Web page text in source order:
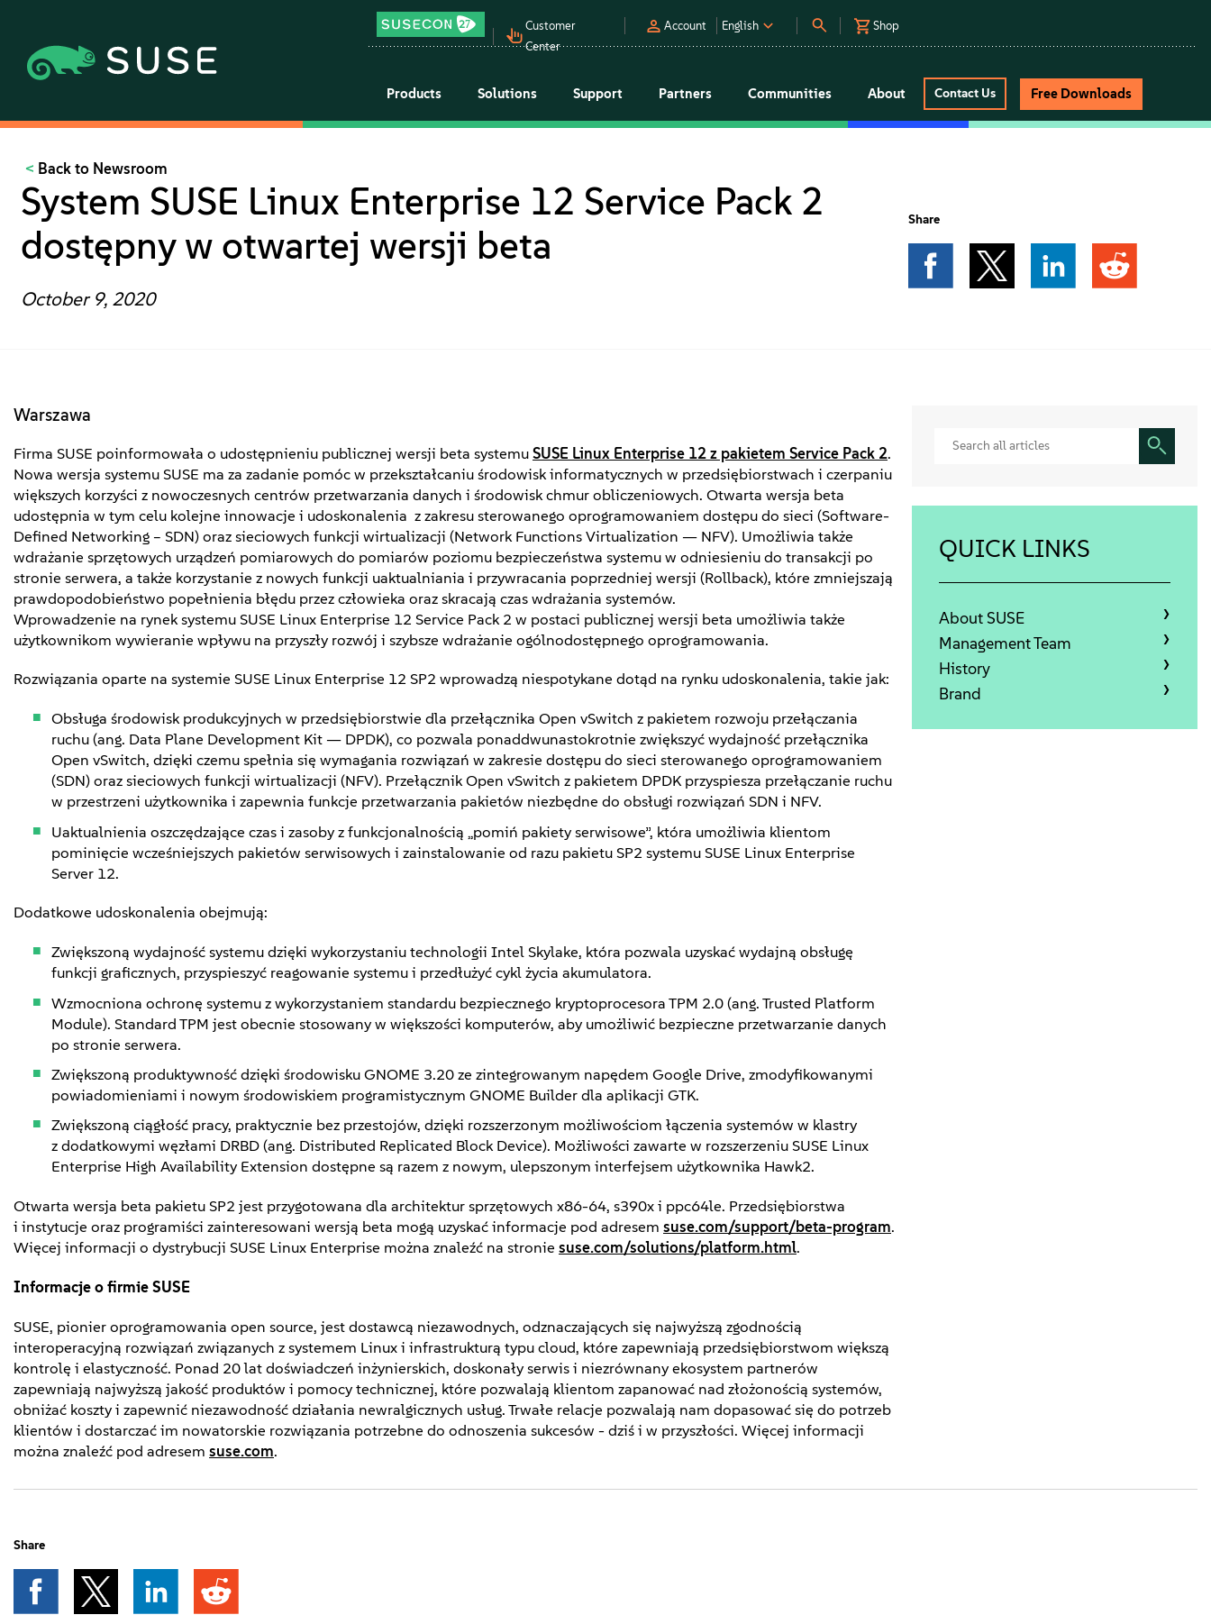
Customer
Center
Account English Shop
Products Solutions Support Partners Communities About Contact Us Free Downloads
Back to Newsroom
System SUSE Linux Enterprise 12 Service Pack 2
dostępny w otwartej wersji beta
October 9, 2020
Share
Warszawa
Firma SUSE poinformowała o udostępnieniu publicznej wersji beta systemu SUSE Linux Enterprise 12 z pakietem Service Pack 2.
Nowa wersja systemu SUSE ma za zadanie pomóc w przekształcaniu środowisk informatycznych w przedsiębiorstwach i czerpaniu
większych korzyści z nowoczesnych centrów przetwarzania danych i środowisk chmur obliczeniowych. Otwarta wersja beta
udostępnia w tym celu kolejne innowacje i udoskonalenia z zakresu sterowanego oprogramowaniem dostępu do sieci (Software-
Defined Networking – SDN) oraz sieciowych funkcji wirtualizacji (Network Functions Virtualization — NFV). Umożliwia także
wdrażanie sprzętowych urządzeń pomiarowych do pomiarów poziomu bezpieczeństwa systemu w odniesieniu do transakcji po
stronie serwera, a także korzystanie z nowych funkcji uaktualniania i przywracania poprzedniej wersji (Rollback), które zmniejszają
prawdopodobieństwo popełnienia błędu przez człowieka oraz skracają czas wdrażania systemów.
Wprowadzenie na rynek systemu SUSE Linux Enterprise 12 Service Pack 2 w postaci publicznej wersji beta umożliwia także
użytkownikom wywieranie wpływu na przyszły rozwój i szybsze wdrażanie ogólnodostępnego oprogramowania.
Rozwiązania oparte na systemie SUSE Linux Enterprise 12 SP2 wprowadzą niespotykane dotąd na rynku udoskonalenia, takie jak:
Obsługa środowisk produkcyjnych w przedsiębiorstwie dla przełącznika Open vSwitch z pakietem rozwoju przełączania
ruchu (ang. Data Plane Development Kit — DPDK), co pozwala ponaddwunastokrotnie zwiększyć wydajność przełącznika
Open vSwitch, dzięki czemu spełnia się wymagania rozwiązań w zakresie dostępu do sieci sterowanego oprogramowaniem
(SDN) oraz sieciowych funkcji wirtualizacji (NFV). Przełącznik Open vSwitch z pakietem DPDK przyspiesza przełączanie ruchu
w przestrzeni użytkownika i zapewnia funkcje przetwarzania pakietów niezbędne do obsługi rozwiązań SDN i NFV.
Uaktualnienia oszczędzające czas i zasoby z funkcjonalnością „pomiń pakiety serwisowe”, która umożliwia klientom
pominięcie wcześniejszych pakietów serwisowych i zainstalowanie od razu pakietu SP2 systemu SUSE Linux Enterprise
Server 12.
Dodatkowe udoskonalenia obejmują:
Zwiększoną wydajność systemu dzięki wykorzystaniu technologii Intel Skylake, która pozwala uzyskać wydajną obsługę
funkcji graficznych, przyspieszyć reagowanie systemu i przedłużyć cykl życia akumulatora.
Wzmocniona ochronę systemu z wykorzystaniem standardu bezpiecznego kryptoprocesora TPM 2.0 (ang. Trusted Platform
Module). Standard TPM jest obecnie stosowany w większości komputerów, aby umożliwić bezpieczne przetwarzanie danych
po stronie serwera.
Zwiększoną produktywność dzięki środowisku GNOME 3.20 ze zintegrowanym napędem Google Drive, zmodyfikowanymi
powiadomieniami i nowym środowiskiem programistycznym GNOME Builder dla aplikacji GTK.
Zwiększoną ciągłość pracy, praktycznie bez przestojów, dzięki rozszerzonym możliwościom łączenia systemów w klastry
z dodatkowymi węzłami DRBD (ang. Distributed Replicated Block Device). Możliwości zawarte w rozszerzeniu SUSE Linux
Enterprise High Availability Extension dostępne są razem z nowym, ulepszonym interfejsem użytkownika Hawk2.
Otwarta wersja beta pakietu SP2 jest przygotowana dla architektur sprzętowych x86-64, s390x i ppc64le. Przedsiębiorstwa
i instytucje oraz programiści zainteresowani wersją beta mogą uzyskać informacje pod adresem suse.com/support/beta-program.
Więcej informacji o dystrybucji SUSE Linux Enterprise można znaleźć na stronie suse.com/solutions/platform.html.
Informacje o firmie SUSE
SUSE, pionier oprogramowania open source, jest dostawcą niezawodnych, odznaczających się najwyższą zgodnością
interoperacyjną rozwiązań związanych z systemem Linux i infrastrukturą typu cloud, które zapewniają przedsiębiorstwom większą
kontrolę i elastyczność. Ponad 20 lat doświadczeń inżynierskich, doskonały serwis i niezrównany ekosystem partnerów
zapewniają najwyższą jakość produktów i pomocy technicznej, które pozwalają klientom zapanować nad złożonością systemów,
obniżać koszty i zapewnić niezawodność działania newralgicznych usług. Trwałe relacje pozwalają nam dopasować się do potrzeb
klientów i dostarczać im nowatorskie rozwiązania potrzebne do odnoszenia sukcesów - dziś i w przyszłości. Więcej informacji
można znaleźć pod adresem suse.com.
QUICK LINKS
About SUSE
Management Team
History
Brand
Share